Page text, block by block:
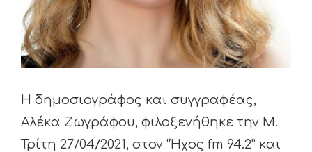
Η δημοσιογράφος και συγγραφέας,
Αλέκα Ζωγράφου, φιλοξενήθηκε την Μ.
Τρίτη 27/04/2021, στον “Ήχος fm 94.2” και